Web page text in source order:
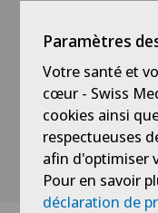
1993
Paramètres
Votre santé et
cœur - Swiss
cookies ainsi
respectueuses
afin d'optimiser
Pour en savoir
déclaration de